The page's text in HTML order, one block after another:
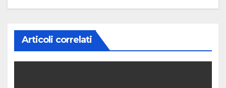
Articoli correlati